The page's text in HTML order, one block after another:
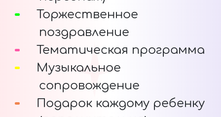
Торжественное
поздравление
Тематическая программа
Музыкальное
сопровождение
Подарок каждому ребенку